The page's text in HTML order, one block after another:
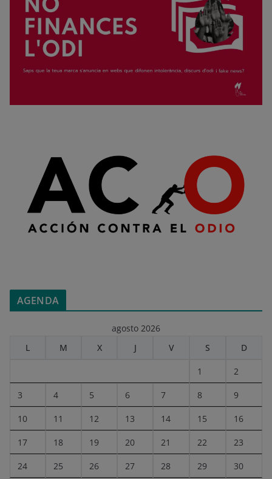
AGENDA
agosto 2026
L
M X J V S D
1 2
3 4 5 6 7 8 9
10 11 12 13 14 15 16
17 18 19 20 21 22 23
24 25 26 27 28 29 30